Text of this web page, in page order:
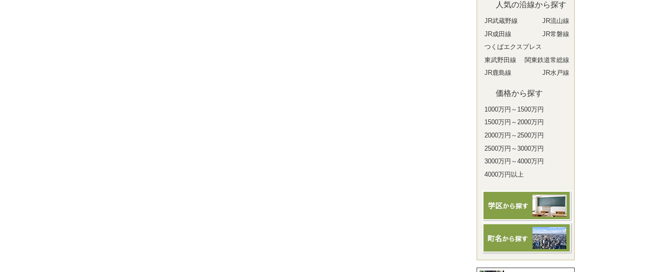
人気の沿線から探す
JR武蔵野線
JR流山線
JR成田線
JR常磐線
つくばエクスプレス
東武野田線
関東鉄道常総線
JR鹿島線
JR水戸線
価格から探す
1000万円～1500万円
1500万円～2000万円
2000万円～2500万円
2500万円～3000万円
3000万円～4000万円
4000万円以上